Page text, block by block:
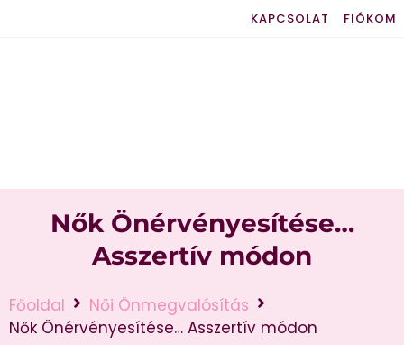
KAPCSOLAT FIÓKOM
Nők Önérvényesítése…
Asszertív módon
Főoldal
Női Önmegvalósítás
Nők Önérvényesítése… Asszertív módon